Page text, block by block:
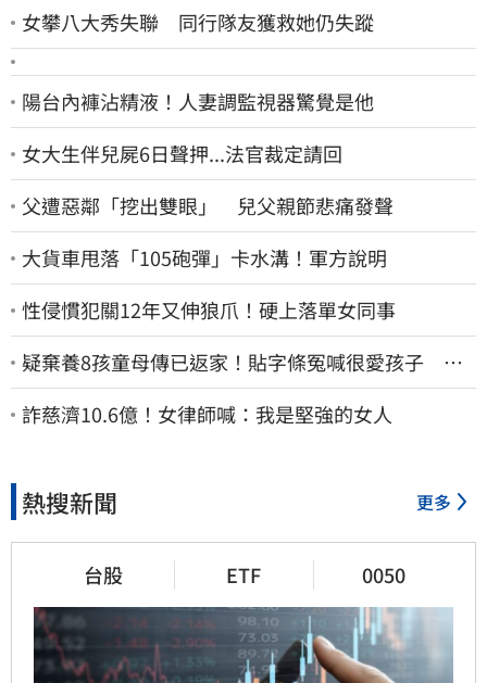
女攀八大秀失聯 同行隊友獲救她仍失蹤
陽台內褲沾精液！人妻調監視器驚覺是他
女大生伴兒屍6日聲押...法官裁定請回
父遭惡鄰「挖出雙眼」 兒父親節悲痛發聲
大貨車甩落「105砲彈」卡水溝！軍方說明
性侵慣犯關12年又伸狼爪！硬上落單女同事
疑棄養8孩童母傳已返家！貼字條冤喊很愛孩子 籲
「還我們平靜的生活」
詐慈濟10.6億！女律師喊：我是堅強的女人
熱搜新聞 更多
台股 ETF 0050